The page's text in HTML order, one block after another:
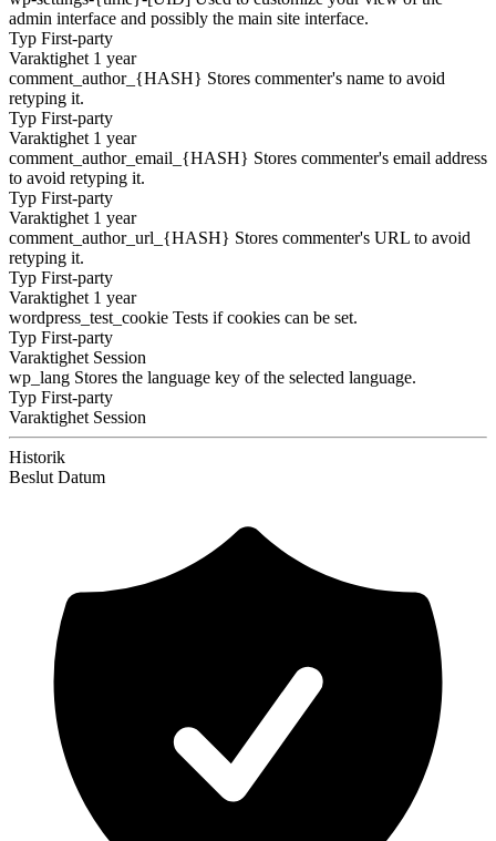
admin interface and possibly the main site interface.
Typ First-party
Varaktighet 1 year
comment_author_{HASH} Stores commenter's name to avoid
retyping it.
Typ First-party
Varaktighet 1 year
comment_author_email_{HASH} Stores commenter's email address
to avoid retyping it.
Typ First-party
Varaktighet 1 year
comment_author_url_{HASH} Stores commenter's URL to avoid
retyping it.
Typ First-party
Varaktighet 1 year
wordpress_test_cookie Tests if cookies can be set.
Typ First-party
Varaktighet Session
wp_lang Stores the language key of the selected language.
Typ First-party
Varaktighet Session
Historik
Beslut Datum